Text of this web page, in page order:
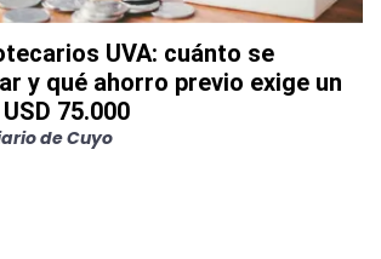
UVA: cuánto se
y qué ahorro previo exige un
75.000
de Cuyo